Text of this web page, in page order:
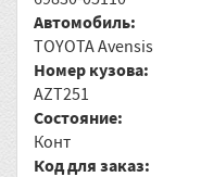
Автомобиль:
TOYOTA Avensis
Номер кузова:
AZT251
Состояние:
Конт
Код для заказ: